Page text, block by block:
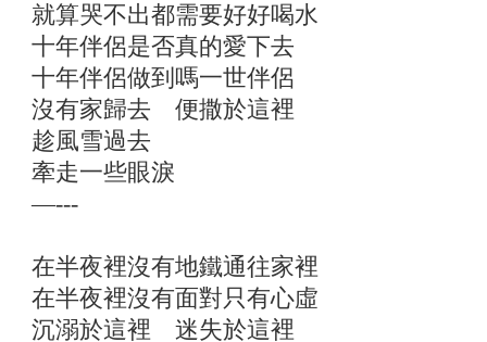
就算哭不出都需要好好喝水
十年伴侶是否真的愛下去
十年伴侶做到嗎一世伴侶
沒有家歸去 便撒於這裡
趁風雪過去
牽走一些眼淚
—---
在半夜裡沒有地鐵通往家裡
在半夜裡沒有面對只有心虛
沉溺於這裡 迷失於這裡